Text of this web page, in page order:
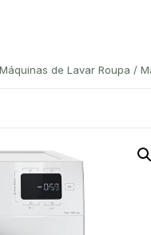
Máquinas de Lavar Roupa /